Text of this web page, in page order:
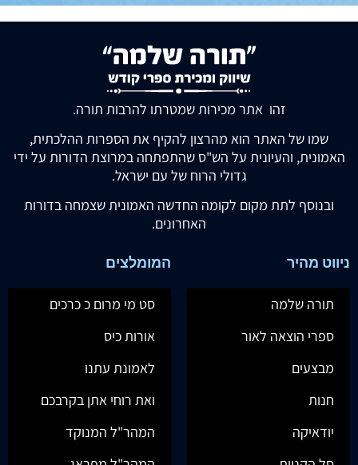
זהו אתר מכירות שמטרתו להרבות תורה.
שמו של האתר הוא מהרצון להקיף את הספרות ההלכתית,
האמונית, והעיונית על הש"ס שהתפתחה במרוצת הדורות על ידי
גדולי הרוח של עם ישראל.
ובנוסף לתת מקום לקומה החדשה האמונית שצמחה בדורות
האחרונים.
ניווט מהיר
תורה שלמה
ספרי הוצאה לאור
מבצעים
חנות
יודאיקה
המומלצים
סט מי מרום כ כרכים
אורות כיס
לאמונת עתנו
ואת רוחי אתן בקרבכם
המהר"ל המנוקד